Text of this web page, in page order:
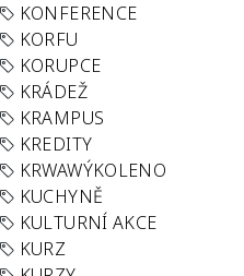
KONFERENCE
KORFU
KORUPCE
KRÁDEŽ
KRAMPUS
KREDITY
KRWAWÝKOLENO
KUCHYNĚ
KULTURNÍ AKCE
KURZ